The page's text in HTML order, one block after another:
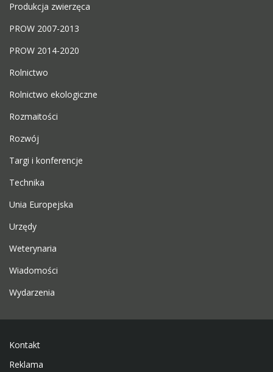
Produkcja zwierzęca
PROW 2007-2013
PROW 2014-2020
Rolnictwo
Rolnictwo ekologiczne
Rozmaitości
Rozwój
Targi i konferencje
Technika
Unia Europejska
Urzędy
Weterynaria
Wiadomości
Wydarzenia
Kontakt
Reklama